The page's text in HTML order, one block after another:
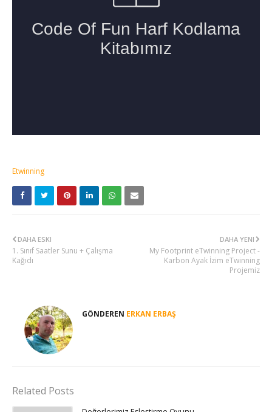
Etwinning
DAHA YENI
My Footprint eTwinning Project -
Karbon Ayak İzim eTwinning
Projemiz
DAHA ESKI
1. Sınıf Saatler Sunu + Çalışma
Kağıdı
GÖNDEREN ERKAN ERBAŞ
Related Posts